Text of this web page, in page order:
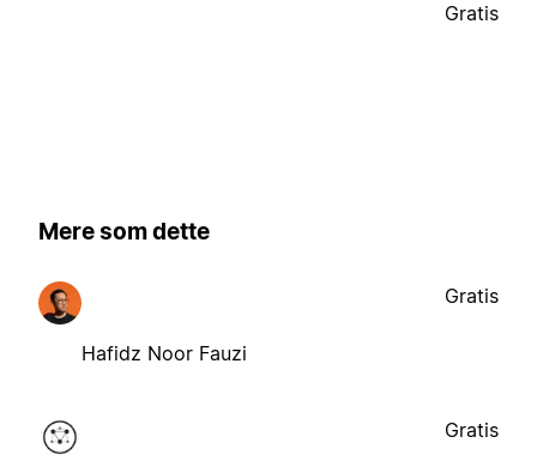
Gratis
Mere som dette
Hafidz Noor Fauzi
Gratis
Gratis